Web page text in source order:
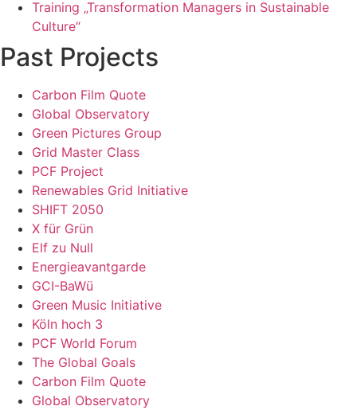
Training „Transformation Managers in Sustainable
Culture“
Past Projects
Carbon Film Quote
Global Observatory
Green Pictures Group
Grid Master Class
PCF Project
Renewables Grid Initiative
SHIFT 2050
X für Grün
Elf zu Null
Energieavantgarde
GCI-BaWü
Green Music Initiative
Köln hoch 3
PCF World Forum
The Global Goals
Carbon Film Quote
Global Observatory